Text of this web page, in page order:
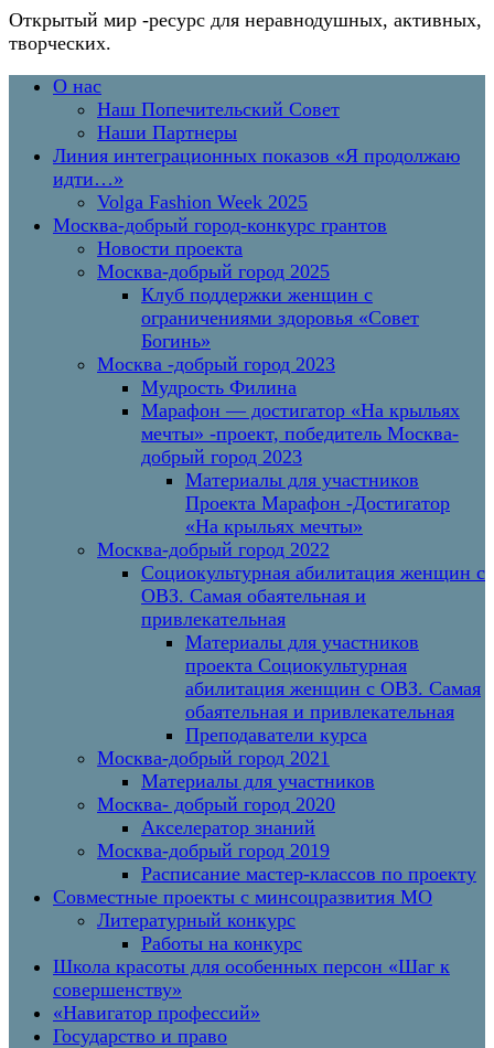
Открытый мир -ресурс для неравнодушных, активных,
творческих.
Перейти
содержимому
Основное
О нас
Наш Попечительский Совет
Наши Партнеры
Линия интеграционных показов «Я продолжаю
идти…»
Volga Fashion Week 2025
Москва-добрый город-конкурс грантов
Новости проекта
Москва-добрый город 2025
Клуб поддержки женщин с
ограничениями здоровья «Совет
Богинь»
Москва -добрый город 2023
Мудрость Филина
Марафон — достигатор «На крыльях
мечты» -проект, победитель Москва-
добрый город 2023
Материалы для участников
Проекта Марафон -Достигатор
«На крыльях мечты»
Москва-добрый город 2022
Социокультурная абилитация женщин с
ОВЗ. Самая обаятельная и
привлекательная
Материалы для участников
проекта Социокультурная
абилитация женщин с ОВЗ. Самая
обаятельная и привлекательная
Преподаватели курса
Москва-добрый город 2021
Материалы для участников
Москва- добрый город 2020
Акселератор знаний
Москва-добрый город 2019
Расписание мастер-классов по проекту
Совместные проекты с минсоцразвития МО
Литературный конкурс
Работы на конкурс
Школа красоты для особенных персон «Шаг к
совершенству»
«Навигатор профессий»
Государство и право